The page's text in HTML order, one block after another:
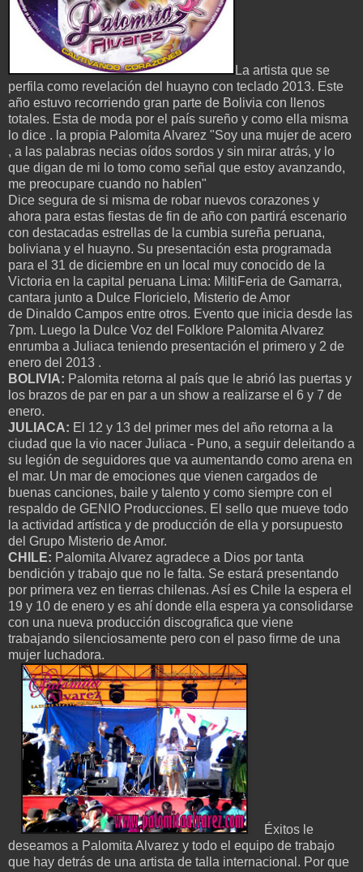
La artista que se
perfila como revelación del huayno con teclado 2013. Este
año estuvo recorriendo gran parte de Bolivia con llenos
totales. Esta de moda por el país sureño y como ella misma
lo dice . la propia Palomita Alvarez "Soy una mujer de acero
, a las palabras necias oídos sordos y sin mirar atrás, y lo
que digan de mi lo tomo como señal que estoy avanzando,
me preocupare cuando no hablen"
Dice segura de si misma de robar nuevos corazones y
ahora para estas fiestas de fin de año con partirá escenario
con destacadas estrellas de la cumbia sureña peruana,
boliviana y el huayno. Su presentación esta programada
para el 31 de diciembre en un local muy conocido de la
Victoria en la capital peruana Lima: MiltiFeria de Gamarra,
cantara junto a Dulce Floricielo, Misterio de Amor
de Dinaldo Campos entre otros. Evento que inicia desde las
7pm. Luego la Dulce Voz del Folklore Palomita Alvarez
enrumba a Juliaca teniendo presentación el primero y 2 de
enero del 2013 .
BOLIVIA: Palomita retorna al país que le abrió las puertas y
los brazos de par en par a un show a realizarse el 6 y 7 de
enero.
JULIACA: El 12 y 13 del primer mes del año retorna a la
ciudad que la vio nacer Juliaca - Puno, a seguir deleitando a
su legión de seguidores que va aumentando como arena en
el mar. Un mar de emociones que vienen cargados de
buenas canciones, baile y talento y como siempre con el
respaldo de GENIO Producciones. El sello que mueve todo
la actividad artística y de producción de ella y porsupuesto
del Grupo Misterio de Amor.
CHILE: Palomita Alvarez agradece a Dios por tanta
bendición y trabajo que no le falta. Se estará presentando
por primera vez en tierras chilenas. Así es Chile la espera el
19 y 10 de enero y es ahí donde ella espera ya consolidarse
con una nueva producción discografica que viene
trabajando silenciosamente pero con el paso firme de una
mujer luchadora.
Éxitos le
deseamos a Palomita Alvarez y todo el equipo de trabajo
que hay detrás de una artista de talla internacional. Por que